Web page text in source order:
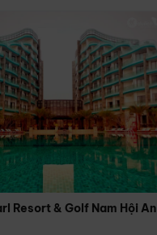
Resort & Golf Nam Hội An